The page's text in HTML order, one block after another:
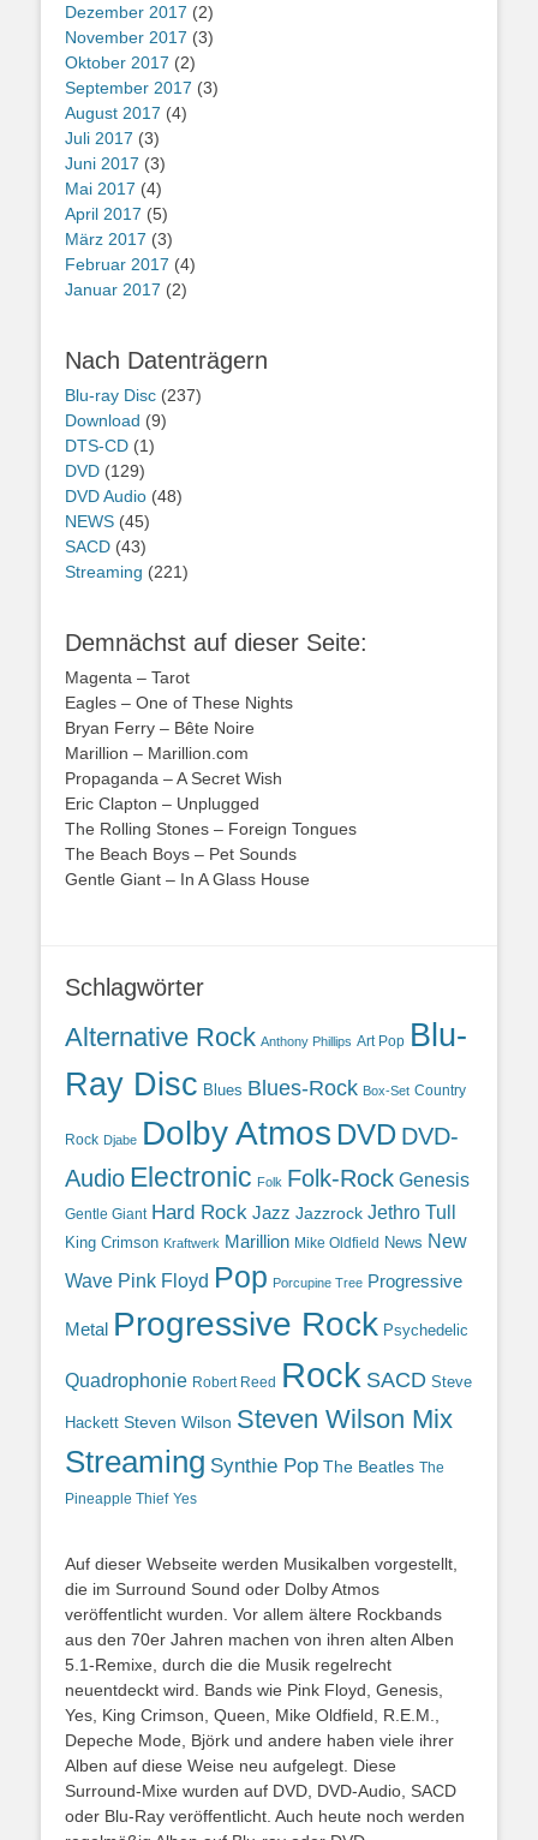
Dezember 2017 (2)
November 2017 (3)
Oktober 2017 (2)
September 2017 (3)
August 2017 (4)
Juli 2017 (3)
Juni 2017 (3)
Mai 2017 (4)
April 2017 (5)
März 2017 (3)
Februar 2017 (4)
Januar 2017 (2)
Nach Datenträgern
Blu-ray Disc (237)
Download (9)
DTS-CD (1)
DVD (129)
DVD Audio (48)
NEWS (45)
SACD (43)
Streaming (221)
Demnächst auf dieser Seite:
Magenta – Tarot
Eagles – One of These Nights
Bryan Ferry – Bête Noire
Marillion – Marillion.com
Propaganda – A Secret Wish
Eric Clapton – Unplugged
The Rolling Stones – Foreign Tongues
The Beach Boys – Pet Sounds
Gentle Giant – In A Glass House
Schlagwörter
Alternative Rock Anthony Phillips Art Pop Blu-
Ray Disc Blues Blues-Rock Box-Set Country
Rock Djabe Dolby Atmos DVD DVD-
Audio Electronic Folk Folk-Rock Genesis
Gentle Giant Hard Rock Jazz Jazzrock Jethro Tull
King Crimson Kraftwerk Marillion Mike Oldfield News New
Wave Pink Floyd Pop Porcupine Tree Progressive
Metal Progressive Rock Psychedelic
Quadrophonie Robert Reed Rock SACD Steve
Hackett Steven Wilson Steven Wilson Mix
Streaming Synthie Pop The Beatles The
Pineapple Thief Yes
Auf dieser Webseite werden Musikalben vorgestellt,
die im Surround Sound oder Dolby Atmos
veröffentlicht wurden. Vor allem ältere Rockbands
aus den 70er Jahren machen von ihren alten Alben
5.1-Remixe, durch die die Musik regelrecht
neuentdeckt wird. Bands wie Pink Floyd, Genesis,
Yes, King Crimson, Queen, Mike Oldfield, R.E.M.,
Depeche Mode, Björk und andere haben viele ihrer
Alben auf diese Weise neu aufgelegt. Diese
Surround-Mixe wurden auf DVD, DVD-Audio, SACD
oder Blu-Ray veröffentlicht. Auch heute noch werden